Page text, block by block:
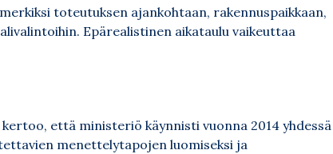
toteutuksen ajankohtaan, rakennuspaikkaan,
Epärealistinen aikataulu vaikeuttaa
kertoo, että ministeriö käynnisti vuonna 2014 yhdessä
menettelytapojen luomiseksi ja